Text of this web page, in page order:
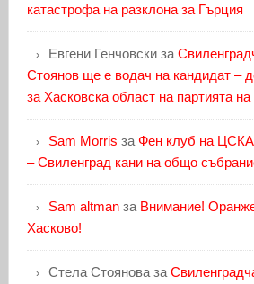
катастрофа на разклона за Гърция
Евгени Генчовскиза
Стоянов ще е водач на кандидат –
за Хасковска област на партията
Sam Morris за Фен клуб на ЦСКА
– Свиленград кани на общо
Sam altmanза Внимание!
Хасково!
Стела Стояноваза